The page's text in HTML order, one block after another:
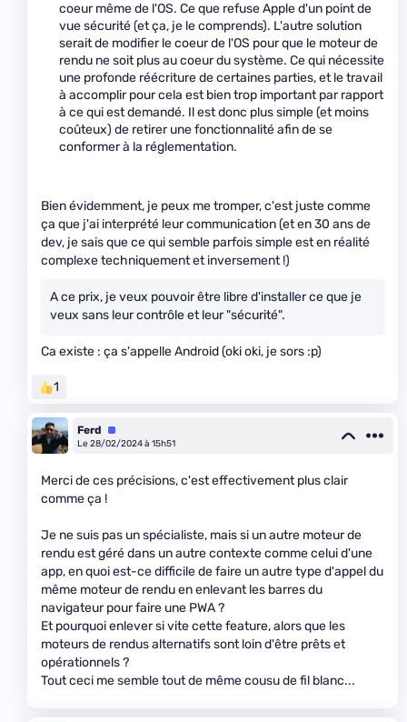
coeur même de l'OS. Ce que refuse Apple d'un point de
vue sécurité (et ça, je le comprends). L'autre solution
serait de modifier le coeur de l'OS pour que le moteur de
rendu ne soit plus au coeur du système. Ce qui nécessite
une profonde réécriture de certaines parties, et le travail
à accomplir pour cela est bien trop important par rapport
à ce qui est demandé. Il est donc plus simple (et moins
coûteux) de retirer une fonctionnalité afin de se
conformer à la réglementation.
Bien évidemment, je peux me tromper, c'est juste comme
ça que j'ai interprété leur communication (et en 30 ans de
dev, je sais que ce qui semble parfois simple est en réalité
complexe techniquement et inversement !)
A ce prix, je veux pouvoir être libre d'installer ce que je
veux sans leur contrôle et leur "sécurité".
Ca existe : ça s'appelle Android (oki oki, je sors :p)
1
Ferd
Équipe
Le 28/02/2024 à 15h51
Merci de ces précisions, c'est effectivement plus clair
comme ça !
Je ne suis pas un spécialiste, mais si un autre moteur de
rendu est géré dans un autre contexte comme celui d'une
app, en quoi est-ce difficile de faire un autre type d'appel du
même moteur de rendu en enlevant les barres du
navigateur pour faire une PWA ?
Et pourquoi enlever si vite cette feature, alors que les
moteurs de rendus alternatifs sont loin d'être prêts et
opérationnels ?
Tout ceci me semble tout de même cousu de fil blanc...